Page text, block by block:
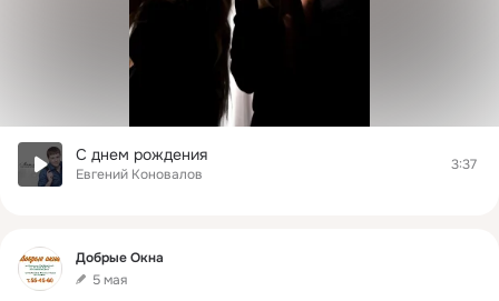
С днем рождения
Евгений Коновалов
3:37
Фид
Добрые Окна
5 мая